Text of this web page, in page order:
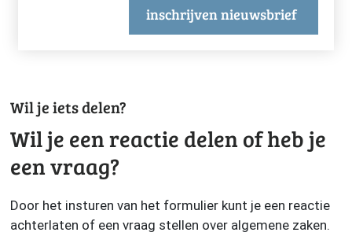
inschrijven nieuwsbrief
Wil je iets delen?
Wil je een reactie delen of heb je
een vraag?
Door het insturen van het formulier kunt je een reactie
achterlaten of een vraag stellen over algemene zaken.